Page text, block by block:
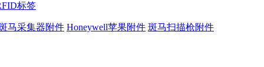
标签
马采集器附件 Honeywell苹果附件 斑马扫描枪附件